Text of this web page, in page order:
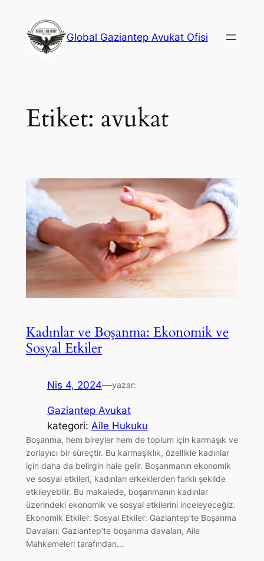
Global Gaziantep Avukat Ofisi
Etiket: avukat
Kadınlar ve Boşanma: Ekonomik ve
Sosyal Etkiler
Nis 4, 2024—yazar:
Gaziantep Avukat
kategori: Aile Hukuku
Boşanma, hem bireyler hem de toplum için karmaşık ve
zorlayıcı bir süreçtir. Bu karmaşıklık, özellikle kadınlar
için daha da belirgin hale gelir. Boşanmanın ekonomik
ve sosyal etkileri, kadınları erkeklerden farklı şekilde
etkileyebilir. Bu makalede, boşanmanın kadınlar
üzerindeki ekonomik ve sosyal etkilerini inceleyeceğiz.
Ekonomik Etkiler: Sosyal Etkiler: Gaziantep’te Boşanma
Davaları: Gaziantep’te boşanma davaları, Aile
Mahkemeleri tarafından…